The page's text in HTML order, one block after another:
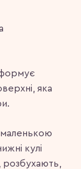
формує
яка
кулі